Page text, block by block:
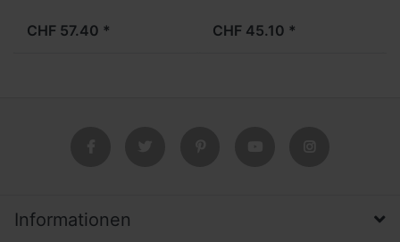
CHF 57.40 * CHF 45.10 *
Informationen